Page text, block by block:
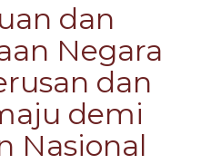
dan
Negara
dan
demi
Nasional